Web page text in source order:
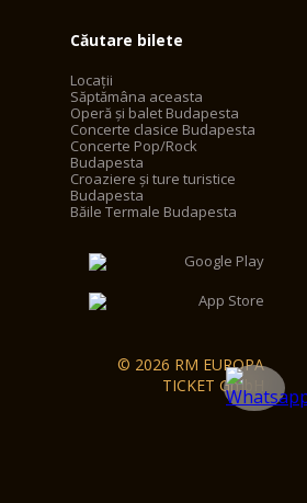
Căutare bilete
Locații
Săptămâna aceasta
Operă și balet Budapesta
Concerte clasice Budapesta
Concerte Pop/Rock
Budapesta
Croaziere și ture turistice
Budapesta
Băile Termale Budapesta
© 2026 RM EUROPA
TICKET GmbH